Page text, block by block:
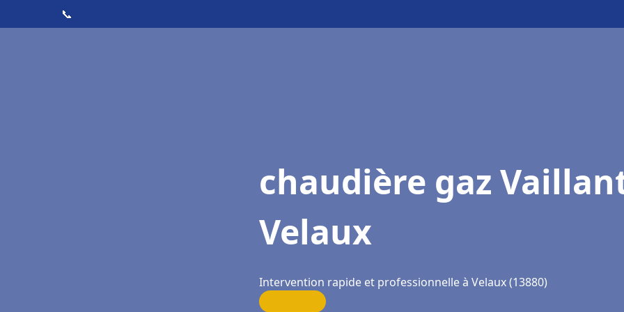
📞
chaudière gaz
Velaux
Intervention rapide et professionnelle à Velaux (13880)